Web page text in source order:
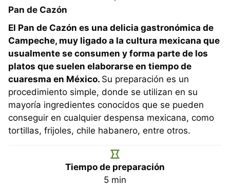
Pan de Cazón
El Pan de Cazón es una delicia gastronómica de
Campeche, muy ligado a la cultura mexicana que
usualmente se consumen y forma parte de los
platos que suelen elaborarse en tiempo de
cuaresma en México. Su preparación es un
procedimiento simple, donde se utilizan en su
mayoría ingredientes conocidos que se pueden
conseguir en cualquier despensa mexicana, como
tortillas, frijoles, chile habanero, entre otros.
Tiempo de preparación
5minutos
min